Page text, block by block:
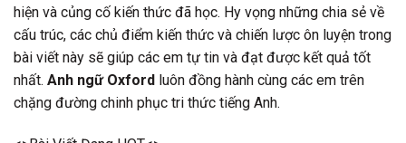
hiện và củng cố kiến thức đã học. Hy vọng những chia sẻ về
cấu trúc, các chủ điểm kiến thức và chiến lược ôn luyện trong
bài viết này sẽ giúp các em tự tin và đạt được kết quả tốt
nhất. Anh ngữ Oxford luôn đồng hành cùng các em trên
chặng đường chinh phục tri thức tiếng Anh.